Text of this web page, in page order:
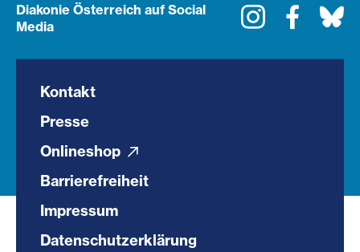
Diakonie Österreich auf Social
Media
Instagram
Kontakt
Presse
Onlineshop
Barrierefreiheit
Impressum
Datenschutzerklärung